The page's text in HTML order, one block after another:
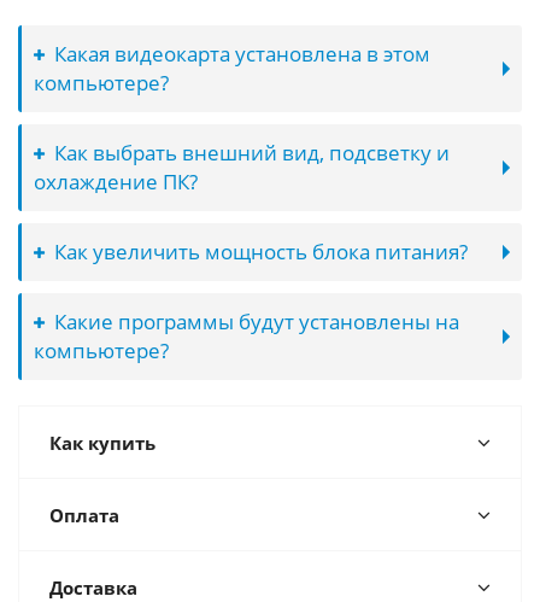
Какая видеокарта установлена в этом
компьютере?
Как выбрать внешний вид, подсветку и
охлаждение ПК?
Как увеличить мощность блока питания?
Какие программы будут установлены на
компьютере?
Как купить
Оплата
Доставка